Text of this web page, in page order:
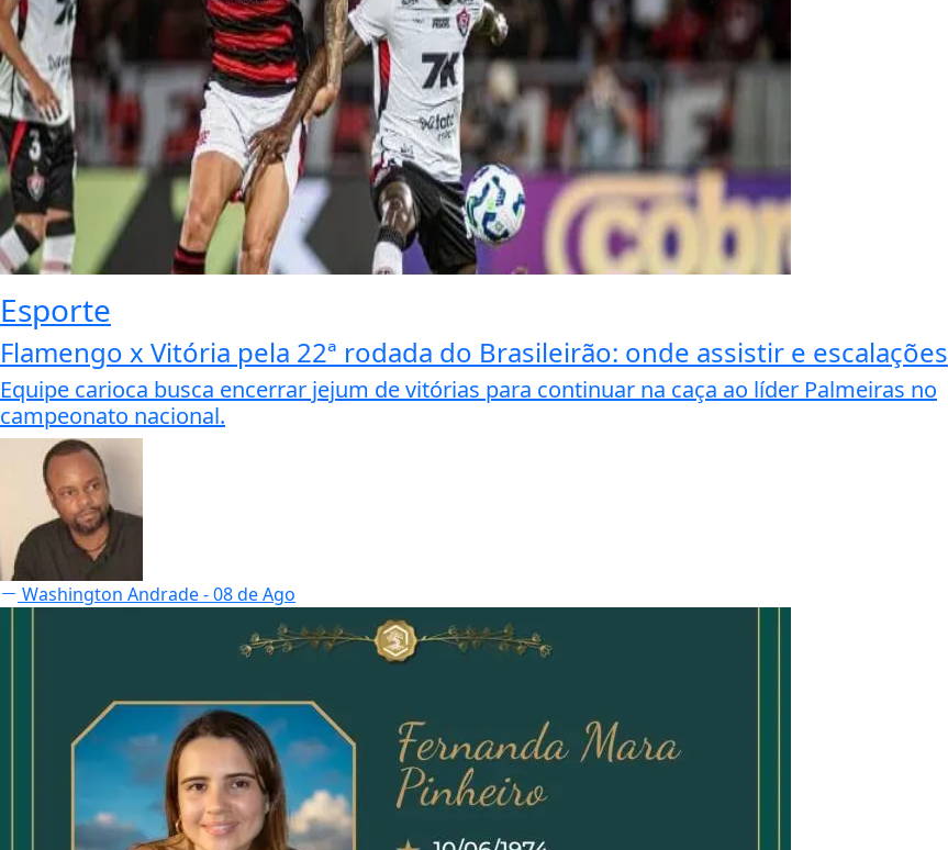
Esporte
Flamengo x Vitória pela 22ª rodada do Brasileirão: onde assistir e escalações
Equipe carioca busca encerrar jejum de vitórias para continuar na caça ao líder Palmeiras no
campeonato nacional.
Washington Andrade- 08 de Ago